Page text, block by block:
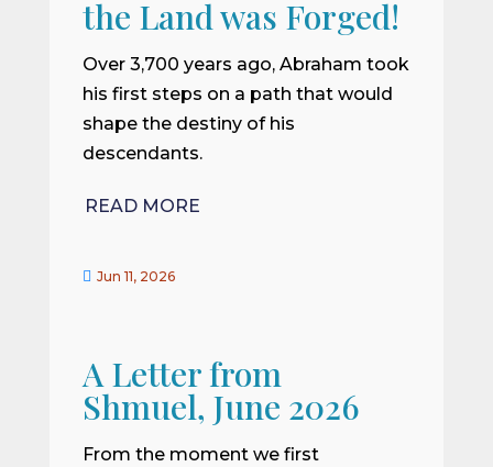
the Land was Forged!
Over 3,700 years ago, Abraham took
his first steps on a path that would
shape the destiny of his
descendants.
READ MORE
 Jun 11, 2026
A Letter from
Shmuel, June 2026
From the moment we first